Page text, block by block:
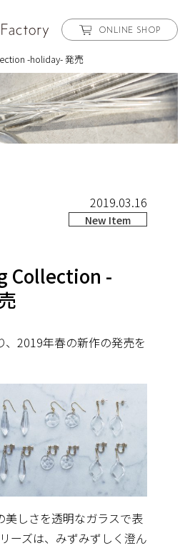
ONLINE SHOP
-holiday- 発売
2019.03.16
New Item
Collection -
2019年春の新作の発売を
美しさを透明なガラスで表
ーズは、みずみずしく澄ん